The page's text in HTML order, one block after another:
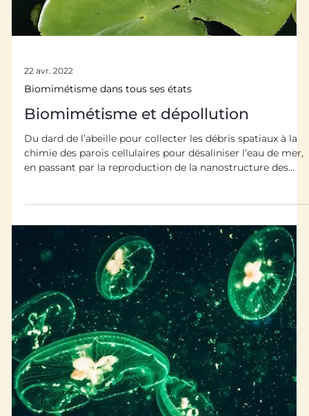
biomimétisme est l’une des pistes crédibles face à
l’impérati
22 avr. 2022
Biomimétisme dans tous ses états
Biomimétisme et dépollution
Du dard de l’abeille pour collecter les débris spatiaux à la
chimie des parois cellulaires pour désaliniser l’eau de mer,
en passant par la reproduction de la nanostructure des
poils d’araignées pour filtrer les eaux usées : le
biomimétisme offre de nombreux exemples de solutions
pertinentes face aux problématiques de pollution . Nous